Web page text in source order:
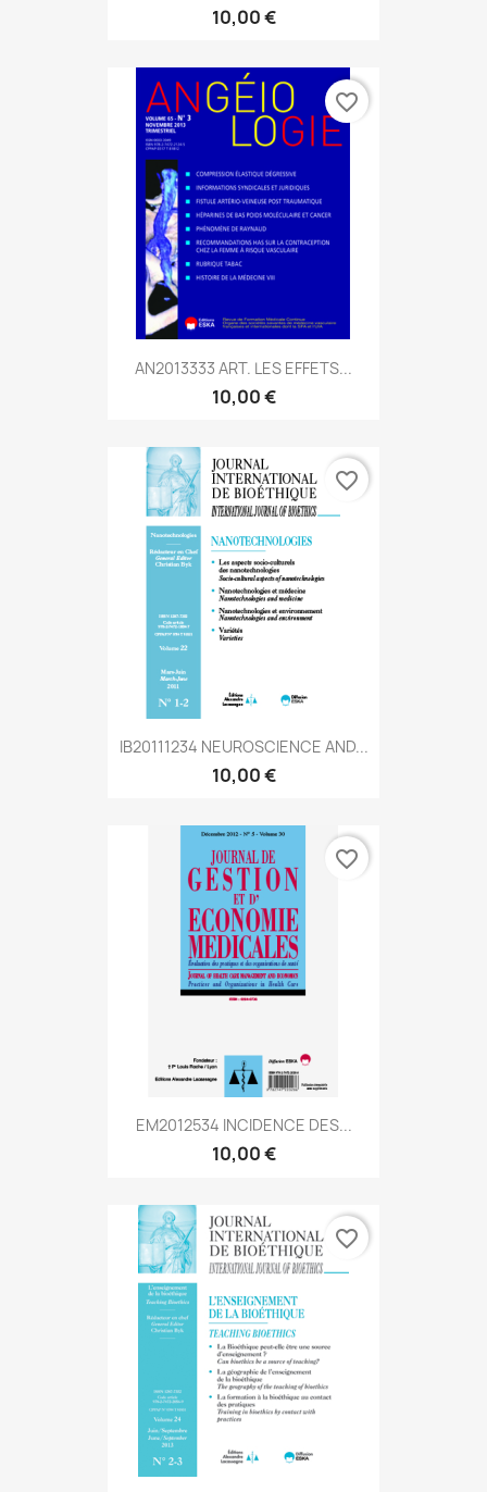
10,00 €
AN2013333 ART. LES EFFETS...
10,00 €
favorite_border
IB20111234 NEUROSCIENCE AND...
10,00 €
favorite_border
EM2012534 INCIDENCE DES...
10,00 €
favorite_border
favorite_border